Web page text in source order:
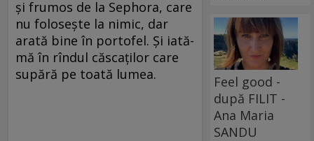
şi frumos de la Sephora, care
nu foloseşte la nimic, dar
arată bine în portofel. Şi iată-
mă în rîndul căscaţilor care
supără pe toată lumea.
Feel good -
după FILIT -
Ana Maria
SANDU